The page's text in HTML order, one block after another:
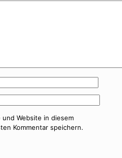
Website in diesem
Kommentar speichern.